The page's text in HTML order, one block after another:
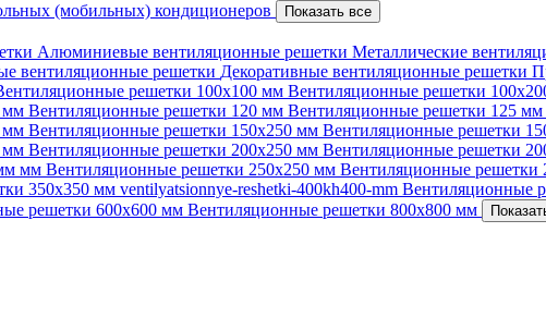
(мобильных) кондиционеров Показать все
Алюминиевые вентиляционные решетки Металлические
вентиляционные решетки Декоративные вентиляционные решетки
решетки 100х100 мм Вентиляционные решетки
мм Вентиляционные решетки 120 мм Вентиляционные решетки 125 мм
мм Вентиляционные решетки 150х250 мм Вентиляционные решетки
мм Вентиляционные решетки 200х250 мм Вентиляционные решетки
мм Вентиляционные решетки 250х250 мм Вентиляционные решетки
350х350 мм ventilyatsionnye-reshetki-400kh400-mm Вентиляционные
решетки 600х600 мм Вентиляционные решетки 800х800 мм